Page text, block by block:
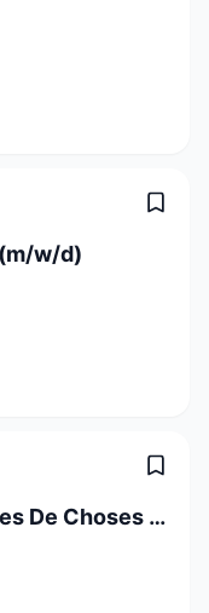
w/d)
Underwriter Assurances De Choses - Clientèle Privée, 50-60%